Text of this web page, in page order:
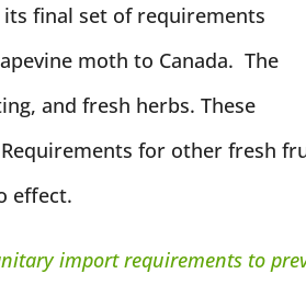
its final set of requirements
moth to Canada. The
and fresh herbs. These
for other fresh
effect.
import requirements to